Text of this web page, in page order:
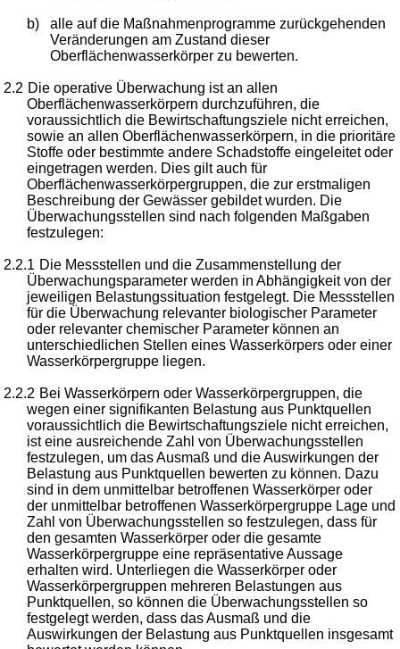
b)
alle auf die Maßnahmenprogramme zurückgehenden
Veränderungen am Zustand dieser
Oberflächenwasserkörper zu bewerten.
2.2 Die operative Überwachung ist an allen
Oberflächenwasserkörpern durchzuführen, die
voraussichtlich die Bewirtschaftungsziele nicht erreichen,
sowie an allen Oberflächenwasserkörpern, in die prioritäre
Stoffe oder bestimmte andere Schadstoffe eingeleitet oder
eingetragen werden. Dies gilt auch für
Oberflächenwasserkörpergruppen, die zur erstmaligen
Beschreibung der Gewässer gebildet wurden. Die
Überwachungsstellen sind nach folgenden Maßgaben
festzulegen:
2.2.1 Die Messstellen und die Zusammenstellung der
Überwachungsparameter werden in Abhängigkeit von der
jeweiligen Belastungssituation festgelegt. Die Messstellen
für die Überwachung relevanter biologischer Parameter
oder relevanter chemischer Parameter können an
unterschiedlichen Stellen eines Wasserkörpers oder einer
Wasserkörpergruppe liegen.
2.2.2 Bei Wasserkörpern oder Wasserkörpergruppen, die
wegen einer signifikanten Belastung aus Punktquellen
voraussichtlich die Bewirtschaftungsziele nicht erreichen,
ist eine ausreichende Zahl von Überwachungsstellen
festzulegen, um das Ausmaß und die Auswirkungen der
Belastung aus Punktquellen bewerten zu können. Dazu
sind in dem unmittelbar betroffenen Wasserkörper oder
der unmittelbar betroffenen Wasserkörpergruppe Lage und
Zahl von Überwachungsstellen so festzulegen, dass für
den gesamten Wasserkörper oder die gesamte
Wasserkörpergruppe eine repräsentative Aussage
erhalten wird. Unterliegen die Wasserkörper oder
Wasserkörpergruppen mehreren Belastungen aus
Punktquellen, so können die Überwachungsstellen so
festgelegt werden, dass das Ausmaß und die
Auswirkungen der Belastung aus Punktquellen insgesamt